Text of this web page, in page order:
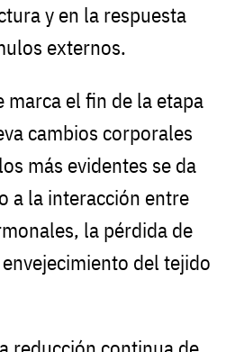
y en la respuesta
externos.
marca el fin de la etapa
cambios corporales
más evidentes se da
a la interacción entre
la pérdida de
del tejido